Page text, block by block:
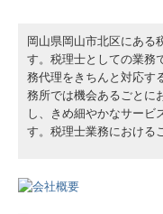
個人情報について
岡山県岡山市北区にある
す。税理士としての業務
務代理をきちんと対応す
務所では機会あるごとに
し、きめ細やかなサービ
す。税理士業務における